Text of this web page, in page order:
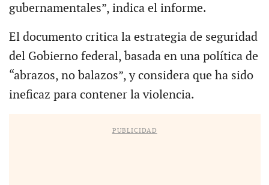
gubernamentales”, indica el informe.
El documento critica la estrategia de seguridad
del Gobierno federal, basada en una política de
“abrazos, no balazos”, y considera que ha sido
ineficaz para contener la violencia.
PUBLICIDAD